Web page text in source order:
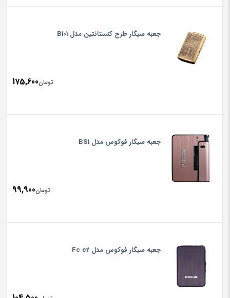
جعبه سیگار طرح کنستانتین مدل B101
تومان175,600
جعبه سیگار فوکوس مدل BS1
تومان99,900
جعبه سیگار فوکوس مدل Fc c2